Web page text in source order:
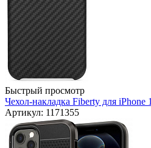
Быстрый просмотр
Чехол-накладка Fiberty для iPhone
Артикул: 1171355